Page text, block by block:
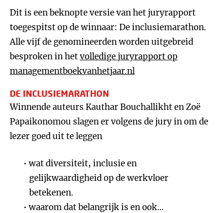
Dit is een beknopte versie van het juryrapport
toegespitst op de winnaar: De inclusiemarathon.
Alle vijf de genomineerden worden uitgebreid
besproken in hetvolledige juryrapport op
managementboekvanhetjaar.nl
DE INCLUSIEMARATHON
Winnende auteurs Kauthar Bouchallikht en Zoë
Papaikonomou slagen er volgens de jury in om de
lezer goed uit te leggen
wat diversiteit, inclusie en
gelijkwaardigheid op de werkvloer
betekenen.
waarom dat belangrijk is en ook…